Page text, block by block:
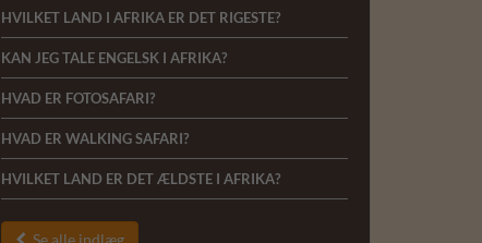
HVILKET LAND I AFRIKA ER DET RIGESTE?
KAN JEG TALE ENGELSK I AFRIKA?
HVAD ER FOTOSAFARI?
HVAD ER WALKING SAFARI?
HVILKET LAND ER DET ÆLDSTE I AFRIKA?
 Se alle indlæg